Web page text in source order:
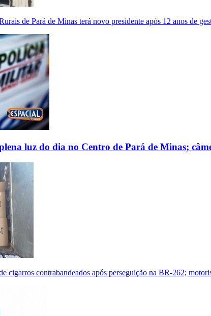
de Pará de Minas terá novo presidente após 12 anos de
luz do dia no Centro de Pará de Minas;
cigarros contrabandeados após perseguição na BR-262;